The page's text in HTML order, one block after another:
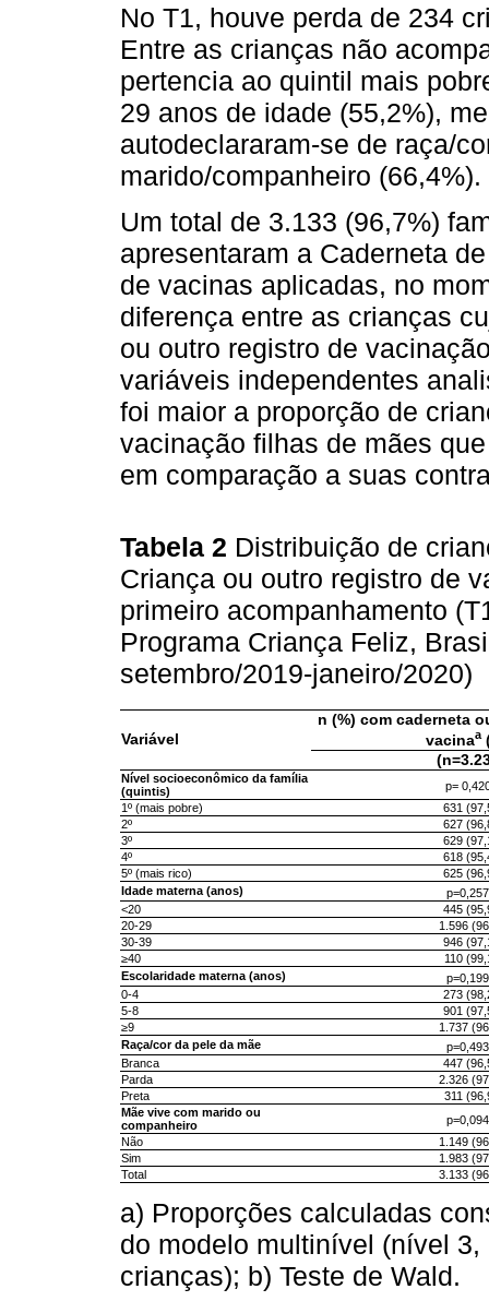
No T1, houve perda de 234
Entre as crianças não
pertencia ao quintil mais
29 anos de idade (55,2%),
autodeclararam-se de raça/
marido/companheiro (66,4%).
Um total de 3.133 (96,7%)
apresentaram a Caderneta
de vacinas aplicadas, no
diferença entre as crianças
ou outro registro de
variáveis independentes
foi maior a proporção de
vacinação filhas de mães
em comparação a suas
Tabela 2 Distribuição de
Criança ou outro registro de
primeiro acompanhamento
Programa Criança Feliz,
setembro/2019-janeiro/2020)
Variável
n (%) com caderneta
vacinaa
Nível socioeconômico da família
(quintis)
p=
1º (mais pobre)
631
2º
627
3º
629
4º
618
5º (mais rico)
625
Idade materna (anos)
p=0,257
<20
445
20-29
1.596
30-39
946
≥40
110
Escolaridade materna (anos)
p=0,199
0-4
273
5-8
901
≥9
1.737
Raça/cor da pele da mãe
p=0,493
Branca
447
Parda
2.326
Preta
311
Mãe vive com marido ou
companheiro
p=0,094
Não
1.149
Sim
1.983
Total
3.133
a) Proporções calculadas
do modelo multinível (nível
crianças); b) Teste de Wald.